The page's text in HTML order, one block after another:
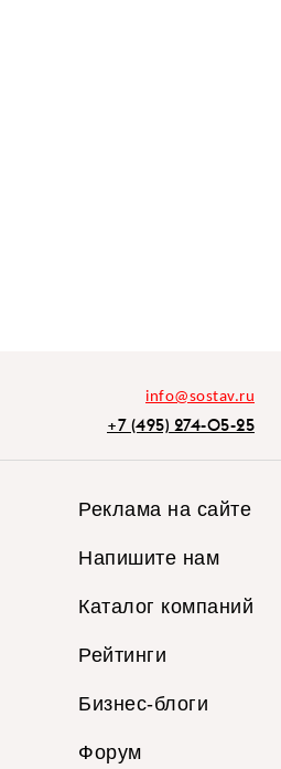
info@sostav.ru
+7 (495) 274-05-25
Реклама на сайте
Напишите нам
Каталог компаний
Рейтинги
Бизнес-блоги
Форум